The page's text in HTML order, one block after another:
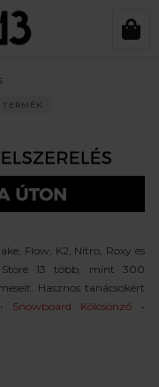
TERMÉK
Flow, K2, Nitro, Roxy és
Store 13 több, mint 300
Hasznos tanácsokért
• Snowboard Kölcsönző •